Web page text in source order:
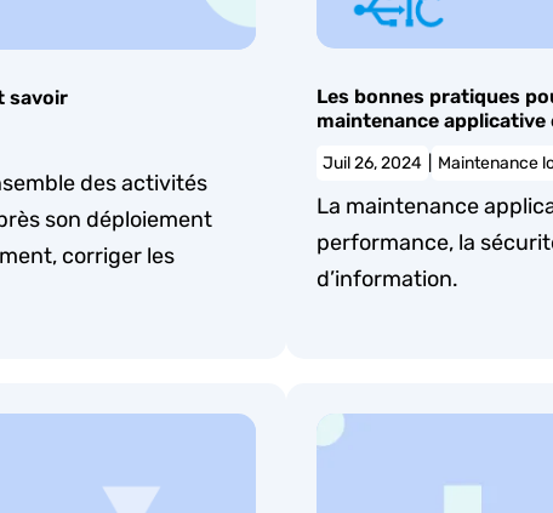
savoir
des activités
son déploiement
corriger les
Les bonnes pratiques
maintenance applicative
Juil 26, 2024 Maintenance
La maintenance
performance, la
d’information.